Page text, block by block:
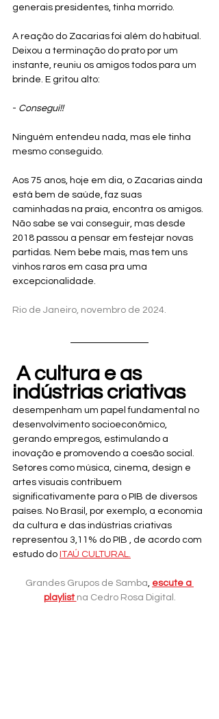
generais presidentes, tinha morrido.
A reação do Zacarias foi além do habitual.
Deixou a terminação do prato por um
instante, reuniu os amigos todos para um
brinde. E gritou alto:
- Consegui!!
Ninguém entendeu nada, mas ele tinha
mesmo conseguido.
Aos 75 anos, hoje em dia, o Zacarias ainda
está bem de saúde, faz suas
caminhadas na praia, encontra os amigos.
Não sabe se vai conseguir, mas desde
2018 passou a pensar em festejar novas
partidas. Nem bebe mais, mas tem uns
vinhos raros em casa pra uma
excepcionalidade.
Rio de Janeiro, novembro de 2024.
A cultura e as
indústrias criativas
desempenham um papel fundamental no
desenvolvimento socioeconômico,
gerando empregos, estimulando a
inovação e promovendo a coesão social.
Setores como música, cinema, design e
artes visuais contribuem
significativamente para o PIB de diversos
países. No Brasil, por exemplo, a economia
da cultura e das indústrias criativas
representou 3,11% do PIB , de acordo com
estudo do ITAÚ CULTURAL.
Grandes Grupos de Samba escute a
playlist na Cedro Rosa Digital.